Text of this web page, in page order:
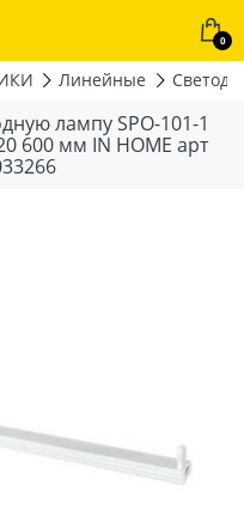
0
Линейные
лампу SPO-101-1
600 мм IN HOME арт